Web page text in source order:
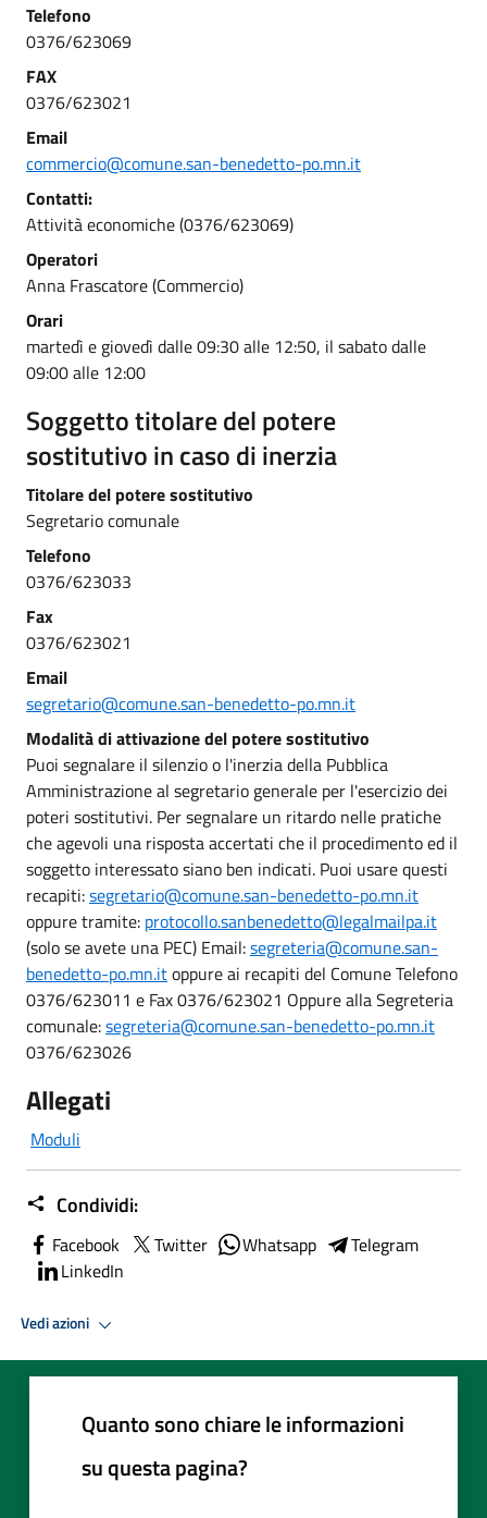
Telefono
0376/623069
FAX
0376/623021
Email
commercio@comune.san-benedetto-po.mn.it
Contatti:
Attività economiche (0376/623069)
Operatori
Anna Frascatore (Commercio)
Orari
martedì e giovedì dalle 09:30 alle 12:50, il sabato dalle
09:00 alle 12:00
Soggetto titolare del potere
sostitutivo in caso di inerzia
Titolare del potere sostitutivo
Segretario comunale
Telefono
0376/623033
Fax
0376/623021
Email
segretario@comune.san-benedetto-po.mn.it
Modalità di attivazione del potere sostitutivo
Puoi segnalare il silenzio o l'inerzia della Pubblica
Amministrazione al segretario generale per l'esercizio dei
poteri sostitutivi. Per segnalare un ritardo nelle pratiche
che agevoli una risposta accertati che il procedimento ed il
soggetto interessato siano ben indicati. Puoi usare questi
recapiti:segretario@comune.san-benedetto-po.mn.it
oppure tramite: protocollo.sanbenedetto@legalmailpa.it
(solo se avete una PEC) Email:segreteria@comune.san-
benedetto-po.mn.itoppure ai recapiti del Comune Telefono
0376/623011 e Fax 0376/623021 Oppure alla Segreteria
comunale:segreteria@comune.san-benedetto-po.mn.it
0376/623026
Allegati
Moduli
Condividi:
Facebook Twitter Whatsapp
Telegram
LinkedIn
Vedi azioni
Quanto sono chiare le informazioni
su questa pagina?